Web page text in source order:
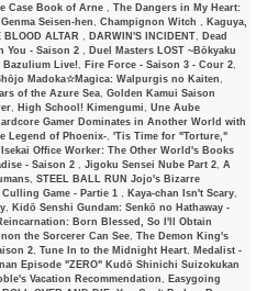
Case Book of Arne
The Dangers in My Heart:
Seisen-hen Champignon Witch
Kaguya,
BLOOD ALTAR DARWIN'S INCIDENT
Dead
You - Saison 2
Duel Masters LOST ~Bōkyaku
Bazulium Live! Fire Force - Saison 3 - Cour 2
Madoka☆Magica: Walpurgis no Kaiten
of the Azure Sea Golden Kamui Saison
High School! Kimengumi
Une Aube
Gamer Dominates in Another World with
Legend of Phoenix- 'Tis Time for "Torture,"
Isekai Office Worker: The Other World's Books
- Saison 2 Jigoku Sensei Nube Part 2 A
STEEL BALL RUN Jojo's Bizarre
Game - Partie 1 Kaya-chan Isn't Scary
Kidō Senshi Gundam: Senkō no Hathaway -
Born Blessed, So I'll Obtain
the Sorcerer Can See The Demon King's
2 Tune In to the Midnight Heart
Medalist -
Episode "ZERO" Kudō Shinichi Suizokukan
Vacation Recommendation
Easygoing